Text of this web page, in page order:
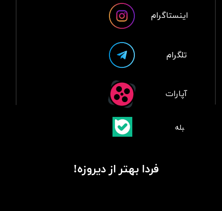
فردا بهتر از دیروزه!
آپارات
تلگرام
اینستاگرام
​بلبله​​​​​​​بله